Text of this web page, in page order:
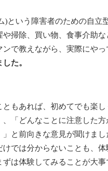
)という障害者のための自
や掃除、買い物、食事介助
で教えながら、実際にやっ
た。
もあれば、初めてでも楽し
「どんなことに注意した
と前向きな意見が聞けまし
では分からないことも、
は体験してみることが大事